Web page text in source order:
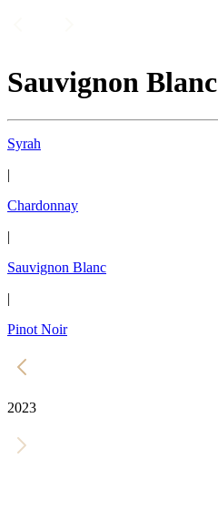
Sauvignon Blanc
Syrah
|
Chardonnay
|
Sauvignon Blanc
|
Pinot Noir
2023